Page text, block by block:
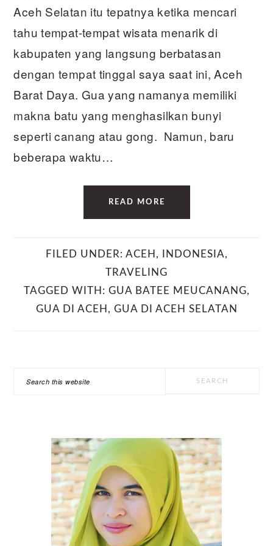
Aceh Selatan itu tepatnya ketika mencari
tahu tempat-tempat wisata menarik di
kabupaten yang langsung berbatasan
dengan tempat tinggal saya saat ini, Aceh
Barat Daya. Gua yang namanya memiliki
makna batu yang menghasilkan bunyi
seperti canang atau gong. Namun, baru
beberapa waktu…
READ MORE
FILED UNDER: ACEH , INDONESIA,
TRAVELING
TAGGED WITH: GUA BATEE MEUCANANG,
GUA DI ACEH , GUA DI ACEH SELATAN
Search